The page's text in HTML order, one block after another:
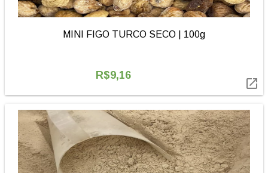
MINI FIGO TURCO SECO | 100g
R$9,16
